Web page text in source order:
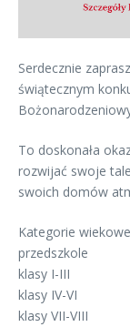
Serdecznie
świątecznym
To doskonała
rozwijać swoje
swoich domów
Kategorie
przedszkole
klasy I-III
klasy IV-VI
klasy VII-VIII